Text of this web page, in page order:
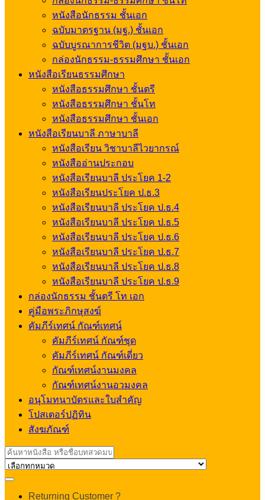
หนังสือนักธรรม ชั้นเอก
ฉบับมาตรฐาน (มฐ.) ชั้นเอก
ฉบับบูรณาการชีวิต (มฐบ.) ชั้นเอก
กล่องนักธรรม-ธรรมศึกษา ชั้นเอก
หนังสือเรียนธรรมศึกษา
หนังสือธรรมศึกษา ชั้นตรี
หนังสือธรรมศึกษา ชั้นโท
หนังสือธรรมศึกษา ชั้นเอก
หนังสือเรียนบาลี ภาษาบาลี
หนังสือเรียน วิชาบาลีไวยากรณ์
หนังสืออ่านประกอบ
หนังสือเรียนบาลี ประโยค 1-2
หนังสือเรียนประโยค ป.ธ.3
หนังสือเรียนบาลี ประโยค ป.ธ.4
หนังสือเรียนบาลี ประโยค ป.ธ.5
หนังสือเรียนบาลี ประโยค ป.ธ.6
หนังสือเรียนบาลี ประโยค ป.ธ.7
หนังสือเรียนบาลี ประโยค ป.ธ.8
หนังสือเรียนบาลี ประโยค ป.ธ.9
กล่องนักธรรม ชั้นตรี โท เอก
คู่มือพระภิกษุสงฆ์
คัมภีร์เทศน์ กัณฑ์เทศน์
คัมภีร์เทศน์ กัณฑ์ชุด
คัมภีร์เทศน์ กัณฑ์เดี่ยว
กัณฑ์เทศน์งานมงคล
กัณฑ์เทศน์งานอวมงคล
อนุโมทนาบัตรและใบสำคัญ
โปสเตอร์ปฏิทิน
สังฆภัณฑ์
Search
for:
Returning Customer ?